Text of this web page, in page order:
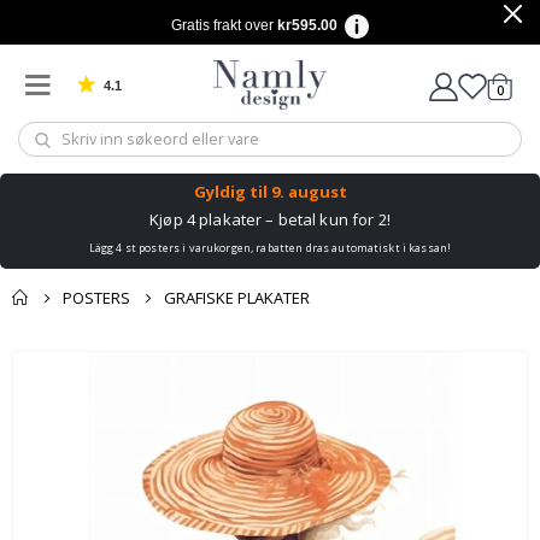
Gratis frakt over kr595.00
4.1 Basert på 1028 stemmer 0varer
Gyldig til 9. august
Kjøp 4 plakater – betal kun for 2!
Lägg 4 st posters i varukorgen, rabatten dras automatiskt i kassan!
POSTERS GRAFISKE PLAKATER